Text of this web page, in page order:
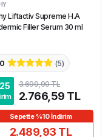
Liftactiv Supreme H.A
Filler Serum 30 ml
(5)
25 3.699,90 TL
2.766,59 TL
Sepette %10 İndirim
2.489,93 TL